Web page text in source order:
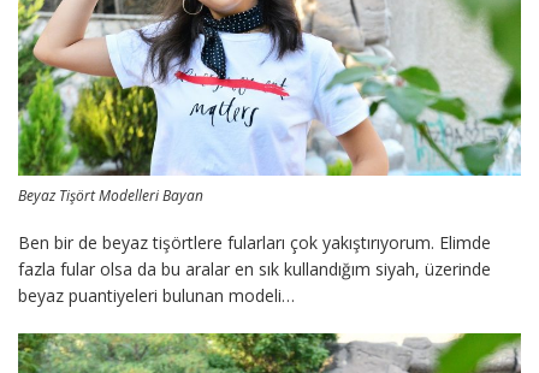
Beyaz Tişört Modelleri Bayan
Ben bir de beyaz tişörtlere fularları çok yakıştırıyorum. Elimde
fazla fular olsa da bu aralar en sık kullandığım siyah, üzerinde
beyaz puantiyeleri bulunan modeli…